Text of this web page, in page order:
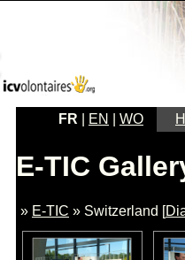
FR EN WO
E-TIC
» E-TIC » Switzerland [